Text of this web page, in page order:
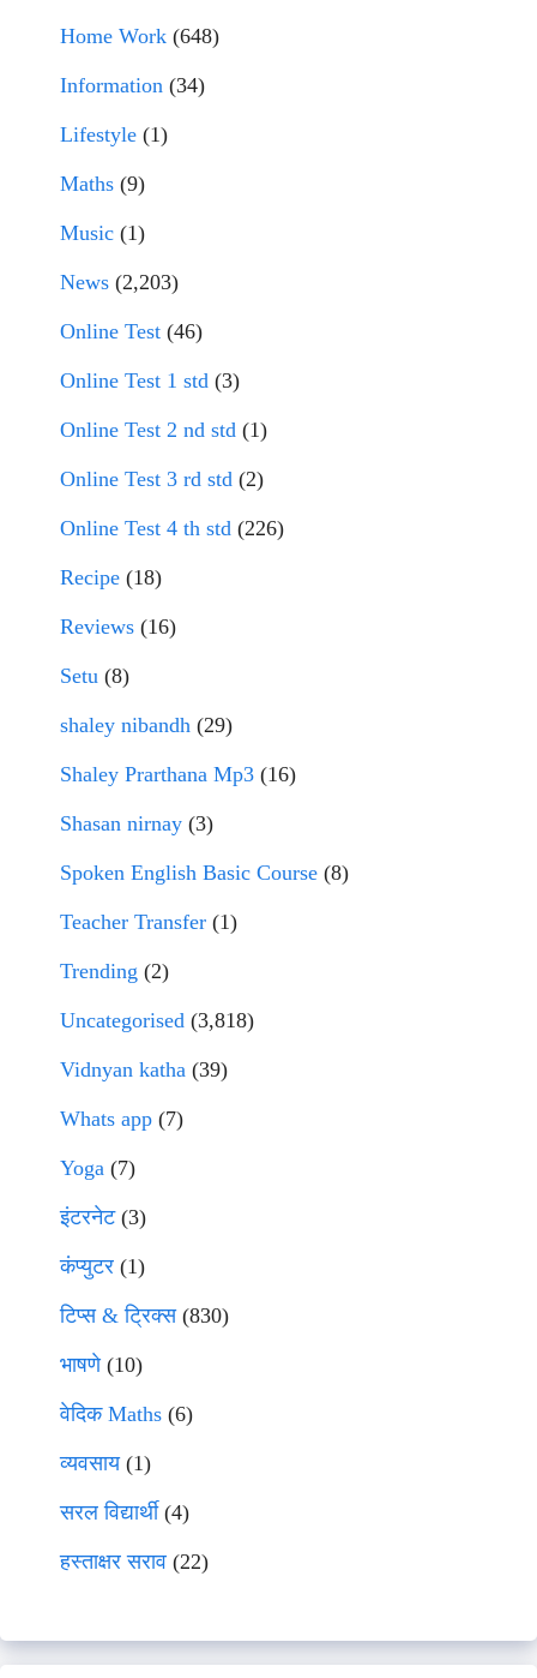
Home Work (648)
Information (34)
Lifestyle (1)
Maths (9)
Music (1)
News (2,203)
Online Test (46)
Online Test 1 std (3)
Online Test 2 nd std (1)
Online Test 3 rd std (2)
Online Test 4 th std (226)
Recipe (18)
Reviews (16)
Setu (8)
shaley nibandh (29)
Shaley Prarthana Mp3 (16)
Shasan nirnay (3)
Spoken English Basic Course (8)
Teacher Transfer (1)
Trending (2)
Uncategorised (3,818)
Vidnyan katha (39)
Whats app (7)
Yoga (7)
इंटरनेट(3)
कंप्युटर (1)
टिप्स & ट्रिक्स(830)
भाषणे(10)
वेदिक Maths (6)
व्यवसाय(1)
सरल विद्यार्थी(4)
हस्ताक्षर सराव (22)